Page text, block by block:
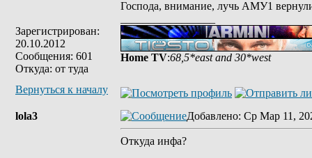
Зарегистрирован:
20.10.2012
Сообщения: 601
Откуда: от туда
Господа, внимание, лучь АМУ1
Home TV:68,5*east and 30*west
Вернуться к началу
lola3 Добавлено: Ср Мар 11,
Откуда инфа?